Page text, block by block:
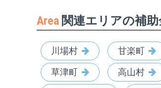
Area 関連エリアの補
川場村 甘楽町
草津町 高山村